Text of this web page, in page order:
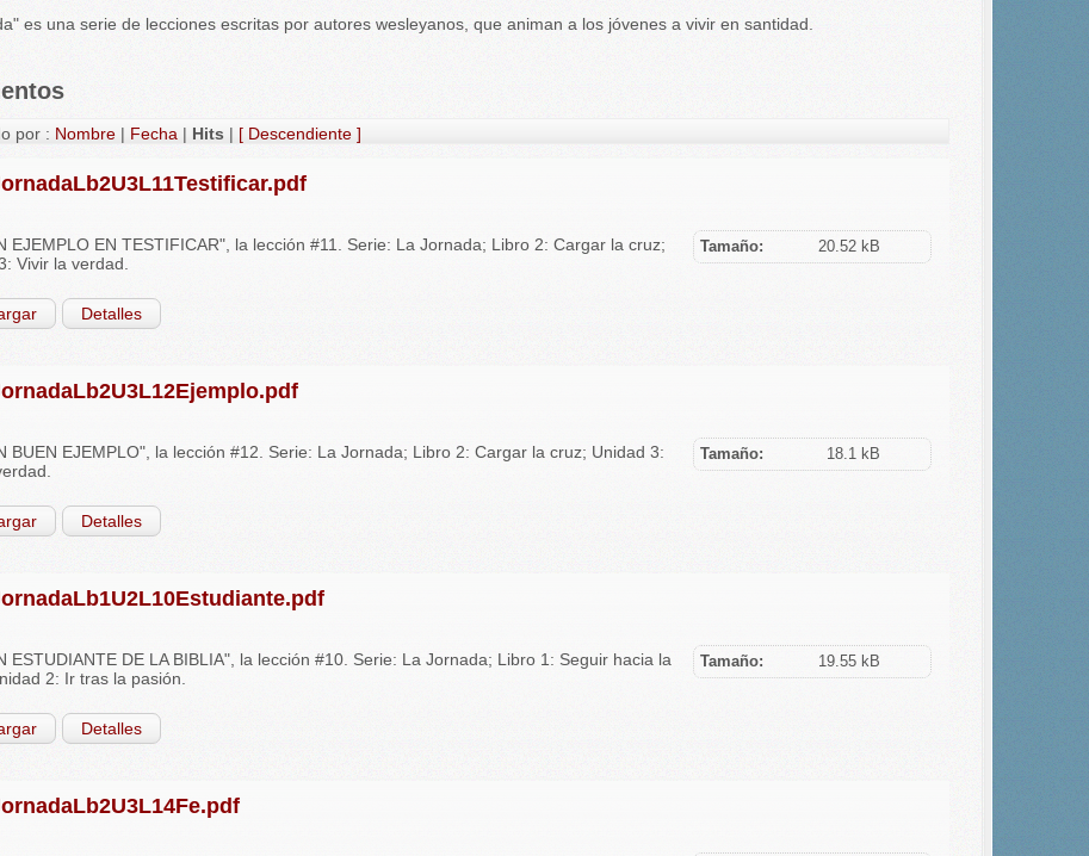
es una serie de lecciones escritas por autores wesleyanos, que animan a los jóvenes a vivir en santidad.
por : Nombre| Fecha | Hits | [ Descendiente ]
Tamaño: 20.52 kB
EJEMPLO EN TESTIFICAR", la lección #11. Serie: La Jornada; Libro 2: Cargar la cruz;
Vivir la verdad.
Detalles
Tamaño: 18.1 kB
BUEN EJEMPLO", la lección #12. Serie: La Jornada; Libro 2: Cargar la cruz; Unidad 3:
Detalles
Tamaño: 19.55 kB
ESTUDIANTE DE LA BIBLIA", la lección #10. Serie: La Jornada; Libro 1: Seguir hacia la
2: Ir tras la pasión.
Detalles